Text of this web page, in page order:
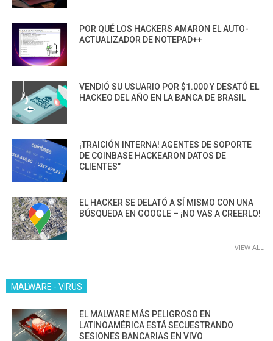
POR QUÉ LOS HACKERS AMARON EL AUTO-
ACTUALIZADOR DE NOTEPAD++
VENDIÓ SU USUARIO POR $1.000 Y DESATÓ EL
HACKEO DEL AÑO EN LA BANCA DE BRASIL
¡TRAICIÓN INTERNA! AGENTES DE SOPORTE
DE COINBASE HACKEARON DATOS DE
CLIENTES”
EL HACKER SE DELATÓ A SÍ MISMO CON UNA
BÚSQUEDA EN GOOGLE – ¡NO VAS A CREERLO!
VIEW ALL
MALWARE - VIRUS
EL MALWARE MÁS PELIGROSO EN
LATINOAMÉRICA ESTÁ SECUESTRANDO
SESIONES BANCARIAS EN VIVO